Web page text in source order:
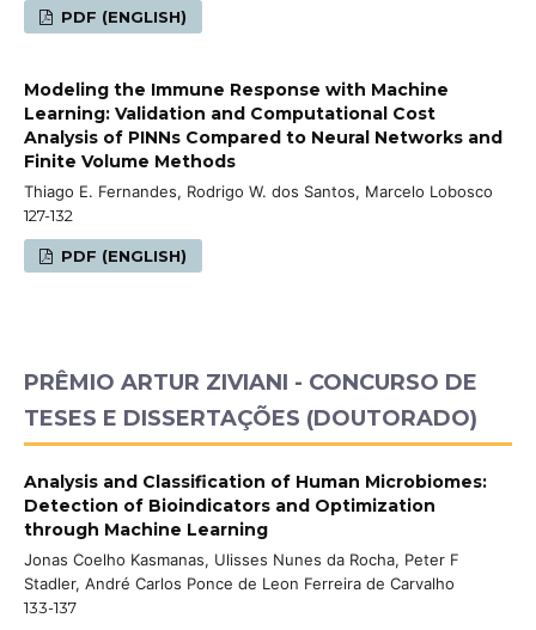
PDF (ENGLISH)
Modeling the Immune Response with Machine
Learning: Validation and Computational Cost
Analysis of PINNs Compared to Neural Networks and
Finite Volume Methods
Thiago E. Fernandes, Rodrigo W. dos Santos, Marcelo Lobosco
127-132
PDF (ENGLISH)
PRÊMIO ARTUR ZIVIANI - CONCURSO DE
TESES E DISSERTAÇÕES (DOUTORADO)
Analysis and Classification of Human Microbiomes:
Detection of Bioindicators and Optimization
through Machine Learning
Jonas Coelho Kasmanas, Ulisses Nunes da Rocha, Peter F
Stadler, André Carlos Ponce de Leon Ferreira de Carvalho
133-137